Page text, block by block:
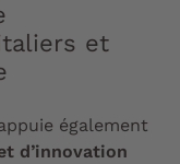
et
également
d’innovation